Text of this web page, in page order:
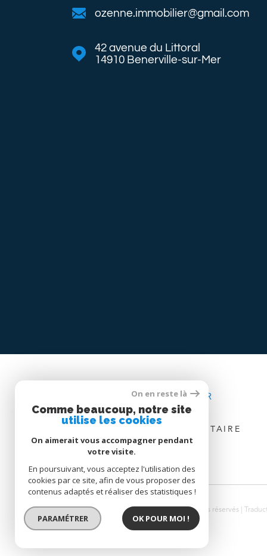
ozenne.immobilier@gmail.com
42 avenue du Littoral
14910
Benerville-sur-Mer
SE CONNECTER
ESPACE PROPRIÉTAIRE
© 2026 | Tous droits réservés |
On en reste là
Comme beaucoup, notre site
utilise les cookies
On aimerait vous accompagner pendant
votre visite.
En poursuivant, vous acceptez l'utilisation des
cookies par ce site, afin de vous proposer des
contenus adaptés et réaliser des statistiques !
PARAMÉTRER OK POUR MOI !